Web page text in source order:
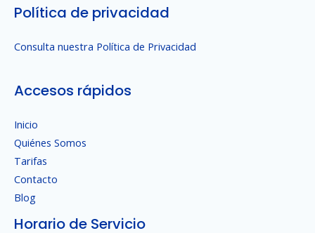
Política de privacidad
Consulta nuestra Política de Privacidad
Accesos rápidos
Inicio
Quiénes Somos
Tarifas
Contacto
Blog
Horario de Servicio